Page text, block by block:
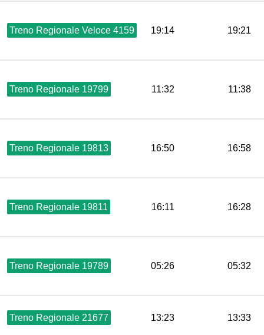
Treno Regionale Veloce 4159 19:14 19:21
Treno Regionale 19799 11:32 11:38
Treno Regionale 19813 16:50 16:58
Treno Regionale 19811 16:11 16:28
Treno Regionale 19789 05:26 05:32
Treno Regionale 21677 13:23 13:33